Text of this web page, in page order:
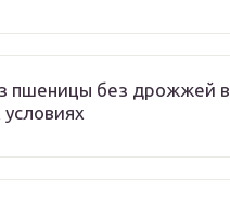
пшеницы без дрожжей в